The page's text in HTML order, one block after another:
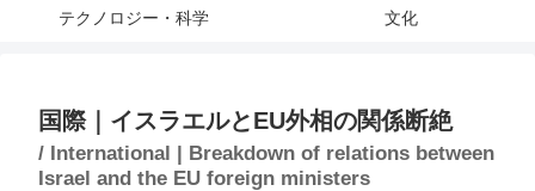
テクノロジー・科学 文化
国際｜イスラエルとEU外相の関係断絶
/ International | Breakdown of relations between
Israel and the EU foreign ministers